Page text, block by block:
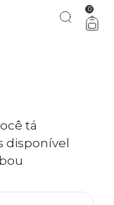
0
tá
disponível